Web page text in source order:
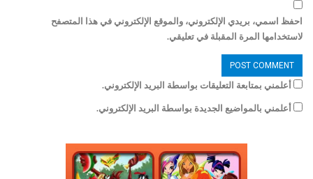
احفظ اسمي، بريدي الإلكتروني، والموقع الإلكتروني في هذا المتصفح
لاستخدامها المرة المقبلة في تعليقي.
أعلمني بمتابعة التعليقات بواسطة البريد الإلكتروني.
أعلمني بالمواضيع الجديدة بواسطة البريد الإلكتروني.